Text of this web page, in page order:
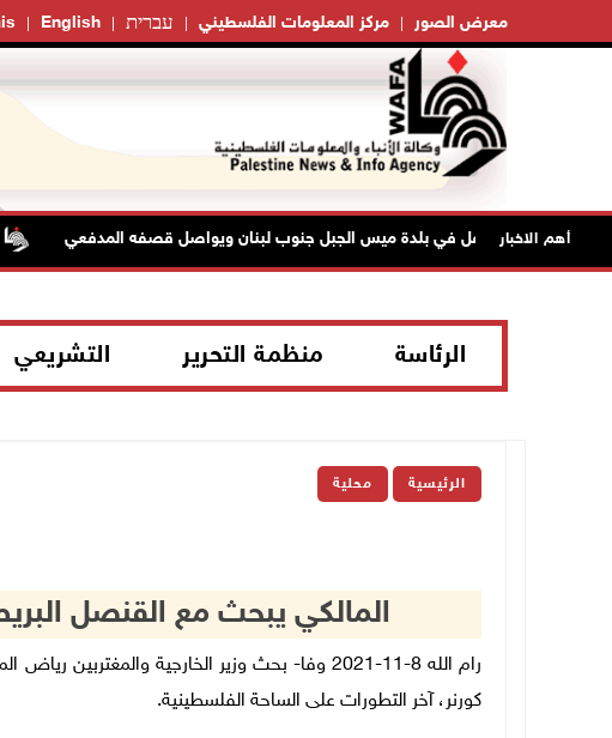
English עברית مركز المعلومات الفلسطيني معرض الصور
أهم الاخبار
الاحتلال يتوغل في بلدة ميس الجبل جنوب لبنان ويواصل قصفه المدفعي
الرئاسة منظمة التحرير التشريعي
الرئيسية محلية
المالكي يبحث مع القنصل
رام الله 8-11-2021 وفا- بحث وزير الخارجية
كورنر، آخر التطورات على الساحة الفلسطينية.